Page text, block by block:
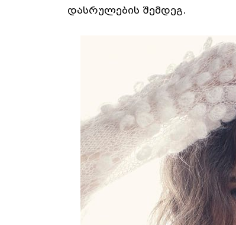
დასრულების შემდეგ.